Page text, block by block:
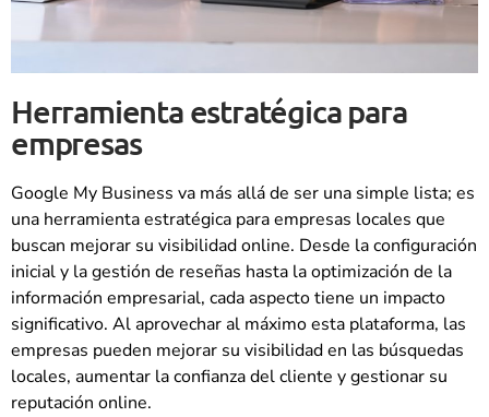
Herramienta estratégica para
empresas
Google My Business va más allá de ser una simple lista; es
una herramienta estratégica para empresas locales que
buscan mejorar su visibilidad online. Desde la configuración
inicial y la gestión de reseñas hasta la optimización de la
información empresarial, cada aspecto tiene un impacto
significativo. Al aprovechar al máximo esta plataforma, las
empresas pueden mejorar su visibilidad en las búsquedas
locales, aumentar la confianza del cliente y gestionar su
reputación online.